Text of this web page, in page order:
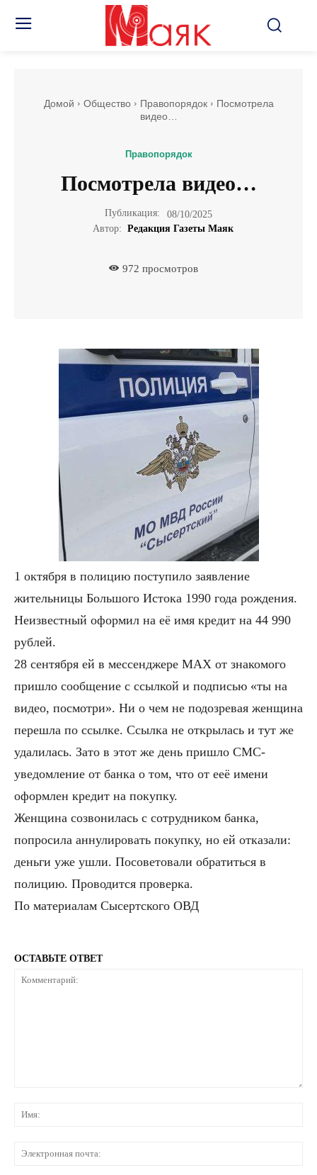
Домой Общество Правопорядок
Посмотрела
видео…
Правопорядок
Посмотрела видео…
Публикация:
08/10/2025
Автор: Редакция Газеты Маяк
972 просмотров
1 октября в полицию поступило заявление
жительницы Большого Истока 1990 года рождения.
Неизвестный оформил на её имя кредит на 44 990
рублей.
28 сентября ей в мессенджере МАХ от знакомого
пришло сообщение с ссылкой и подписью «ты на
видео, посмотри». Ни о чем не подозревая женщина
перешла по ссылке. Ссылка не открылась и тут же
удалилась. Зато в этот же день пришло СМС-
уведомление от банка о том, что от ееё имени
оформлен кредит на покупку.
Женщина созвонилась с сотрудником банка,
попросила аннулировать покупку, но ей отказали:
деньги уже ушли. Посоветовали обратиться в
полицию. Проводится проверка.
По материалам Сысертского ОВД
ОСТАВЬТЕ ОТВЕТ